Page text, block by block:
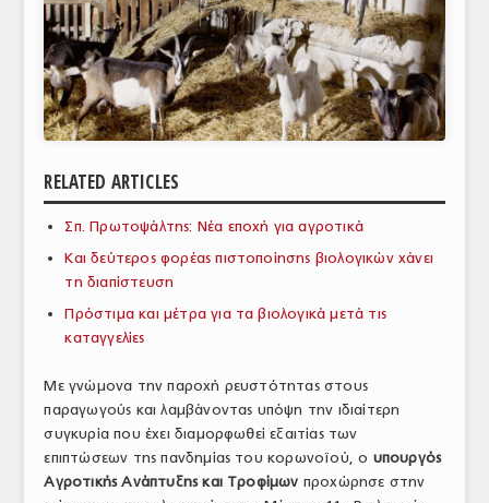
ΕΙΔΗΣΕΙΣ
ΕΥΡΩΠΑΪΚΕΣ ΑΠΟΦΑΣΕΙΣ
ΘΕΜΑΤΑ
ΕΜΠΟΡΙΚΟΣ ΚΑΤΑΛΟΓΟΣ
ΠΑΡΑΓΩΓΗ & ΕΜΠΟΡΙΑ
ΣΦΑΓΕΙΑ
ΠΡΩΤΕΣ ΥΛΕΣ
ΥΠΗΡΕΣΙΕΣ
ΕΜΠΟΡΙΚΟΙ ΑΝΤΙΠΡΟΣΩΠΟΙ
ΝΟΜΟΘΕΣΙΑ
RELATED ARTICLES
Σπ. Πρωτοψάλτης: Νέα εποχή για αγροτικά
Και δεύτερος φορέας πιστοποίησης βιολογικών χάνει
τη διαπίστευση
Πρόστιμα και μέτρα για τα βιολογικά μετά τις
καταγγελίες
Με γνώμονα την παροχή ρευστότητας στους
παραγωγούς και λαμβάνοντας υπόψη την ιδιαίτερη
συγκυρία που έχει διαμορφωθεί εξαιτίας των
επιπτώσεων της πανδημίας του κορωνοϊού, ο υπουργός
Αγροτικής Ανάπτυξης και Τροφίμων προχώρησε στην